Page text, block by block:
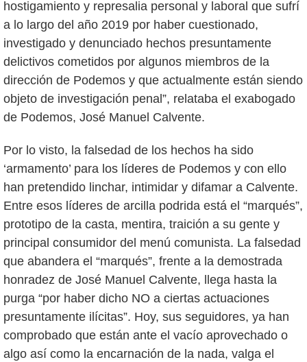
hostigamiento y represalia personal y laboral que sufrí
a lo largo del año 2019 por haber cuestionado,
investigado y denunciado hechos presuntamente
delictivos cometidos por algunos miembros de la
dirección de Podemos y que actualmente están siendo
objeto de investigación penal”, relataba el exabogado
de Podemos, José Manuel Calvente.
Por lo visto, la falsedad de los hechos ha sido
‘armamento’ para los líderes de Podemos y con ello
han pretendido linchar, intimidar y difamar a Calvente.
Entre esos líderes de arcilla podrida está el “marqués”,
prototipo de la casta, mentira, traición a su gente y
principal consumidor del menú comunista. La falsedad
que abandera el “marqués”, frente a la demostrada
honradez de José Manuel Calvente, llega hasta la
purga “por haber dicho NO a ciertas actuaciones
presuntamente ilícitas”. Hoy, sus seguidores, ya han
comprobado que están ante el vacío aprovechado o
algo así como la encarnación de la nada, valga el